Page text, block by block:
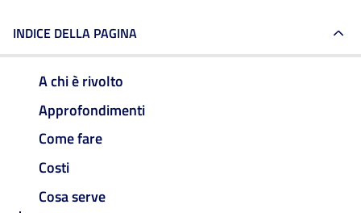
INDICE DELLA PAGINA
A chi è rivolto
Approfondimenti
Come fare
Costi
Cosa serve